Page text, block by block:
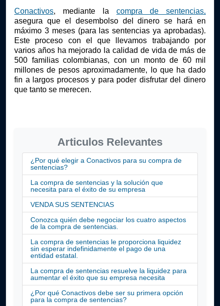
Conactivos, mediante la
compra de sentencias,
asegura que el desembolso del dinero se hará en
máximo 3 meses (para las sentencias ya aprobadas).
Este proceso con el que llevamos trabajando por
varios años ha mejorado la calidad de vida de más de
500 familias colombianas, con un monto de 60 mil
millones de pesos aproximadamente, lo que ha dado
fin a largos procesos y para poder disfrutar del dinero
que tanto se merecen.
Articulos Relevantes
¿Por qué elegir a Conactivos para su compra de
sentencias?
La compra de sentencias y la solución que
necesita para el éxito de su empresa
VENDA SUS SENTENCIAS
Conozca quién debe negociar los cuatro aspectos
de la compra de sentencias.
La compra de sentencias le proporciona liquidez
sin esperar indefinidamente el pago de una
entidad estatal.
La compra de sentencias resuelve la liquidez para
aumentar el éxito que su empresa necesita
¿Por qué Conactivos debe ser su primera opción
para la compra de sentencias?